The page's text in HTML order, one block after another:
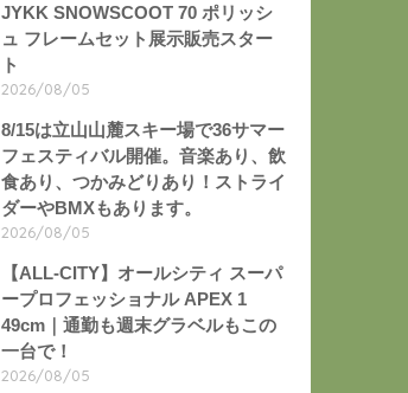
JYKK SNOWSCOOT 70 ポリッシ
ュ フレームセット展示販売スター
ト
2026/08/05
8/15は立山山麓スキー場で36サマー
フェスティバル開催。音楽あり、飲
食あり、つかみどりあり！ストライ
ダーやBMXもあります。
2026/08/05
【ALL-CITY】オールシティ スーパ
ープロフェッショナル APEX 1
49cm｜通勤も週末グラベルもこの
一台で！
2026/08/05